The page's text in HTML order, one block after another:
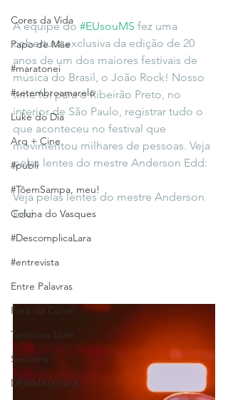
Cores da Vida
Papo de Mãe
#maratonei
#setembroamarelo
Luke do Dia
Arq + Cine
#publi
#TôemSampa, meu!
Coluna do Vasques
#DescomplicaLara
#entrevista
Entre Palavras
Fora da Curva
Território Livre
Sessions
DESIMAGINAR
A equipe do #EUsouMS fez uma
cobertura exclusiva da edição de 20
anos de um dos maiores festivais de
música do Brasil, o João Rock! Nosso
time foi para o Ribeirão Preto, no
interior de São Paulo, registrar tudo o
que aconteceu no festival que
movimentou milhares de pessoas. Veja
pelas lentes do mestre Anderson Edd:
Veja pelas lentes do mestre Anderson
Edd: